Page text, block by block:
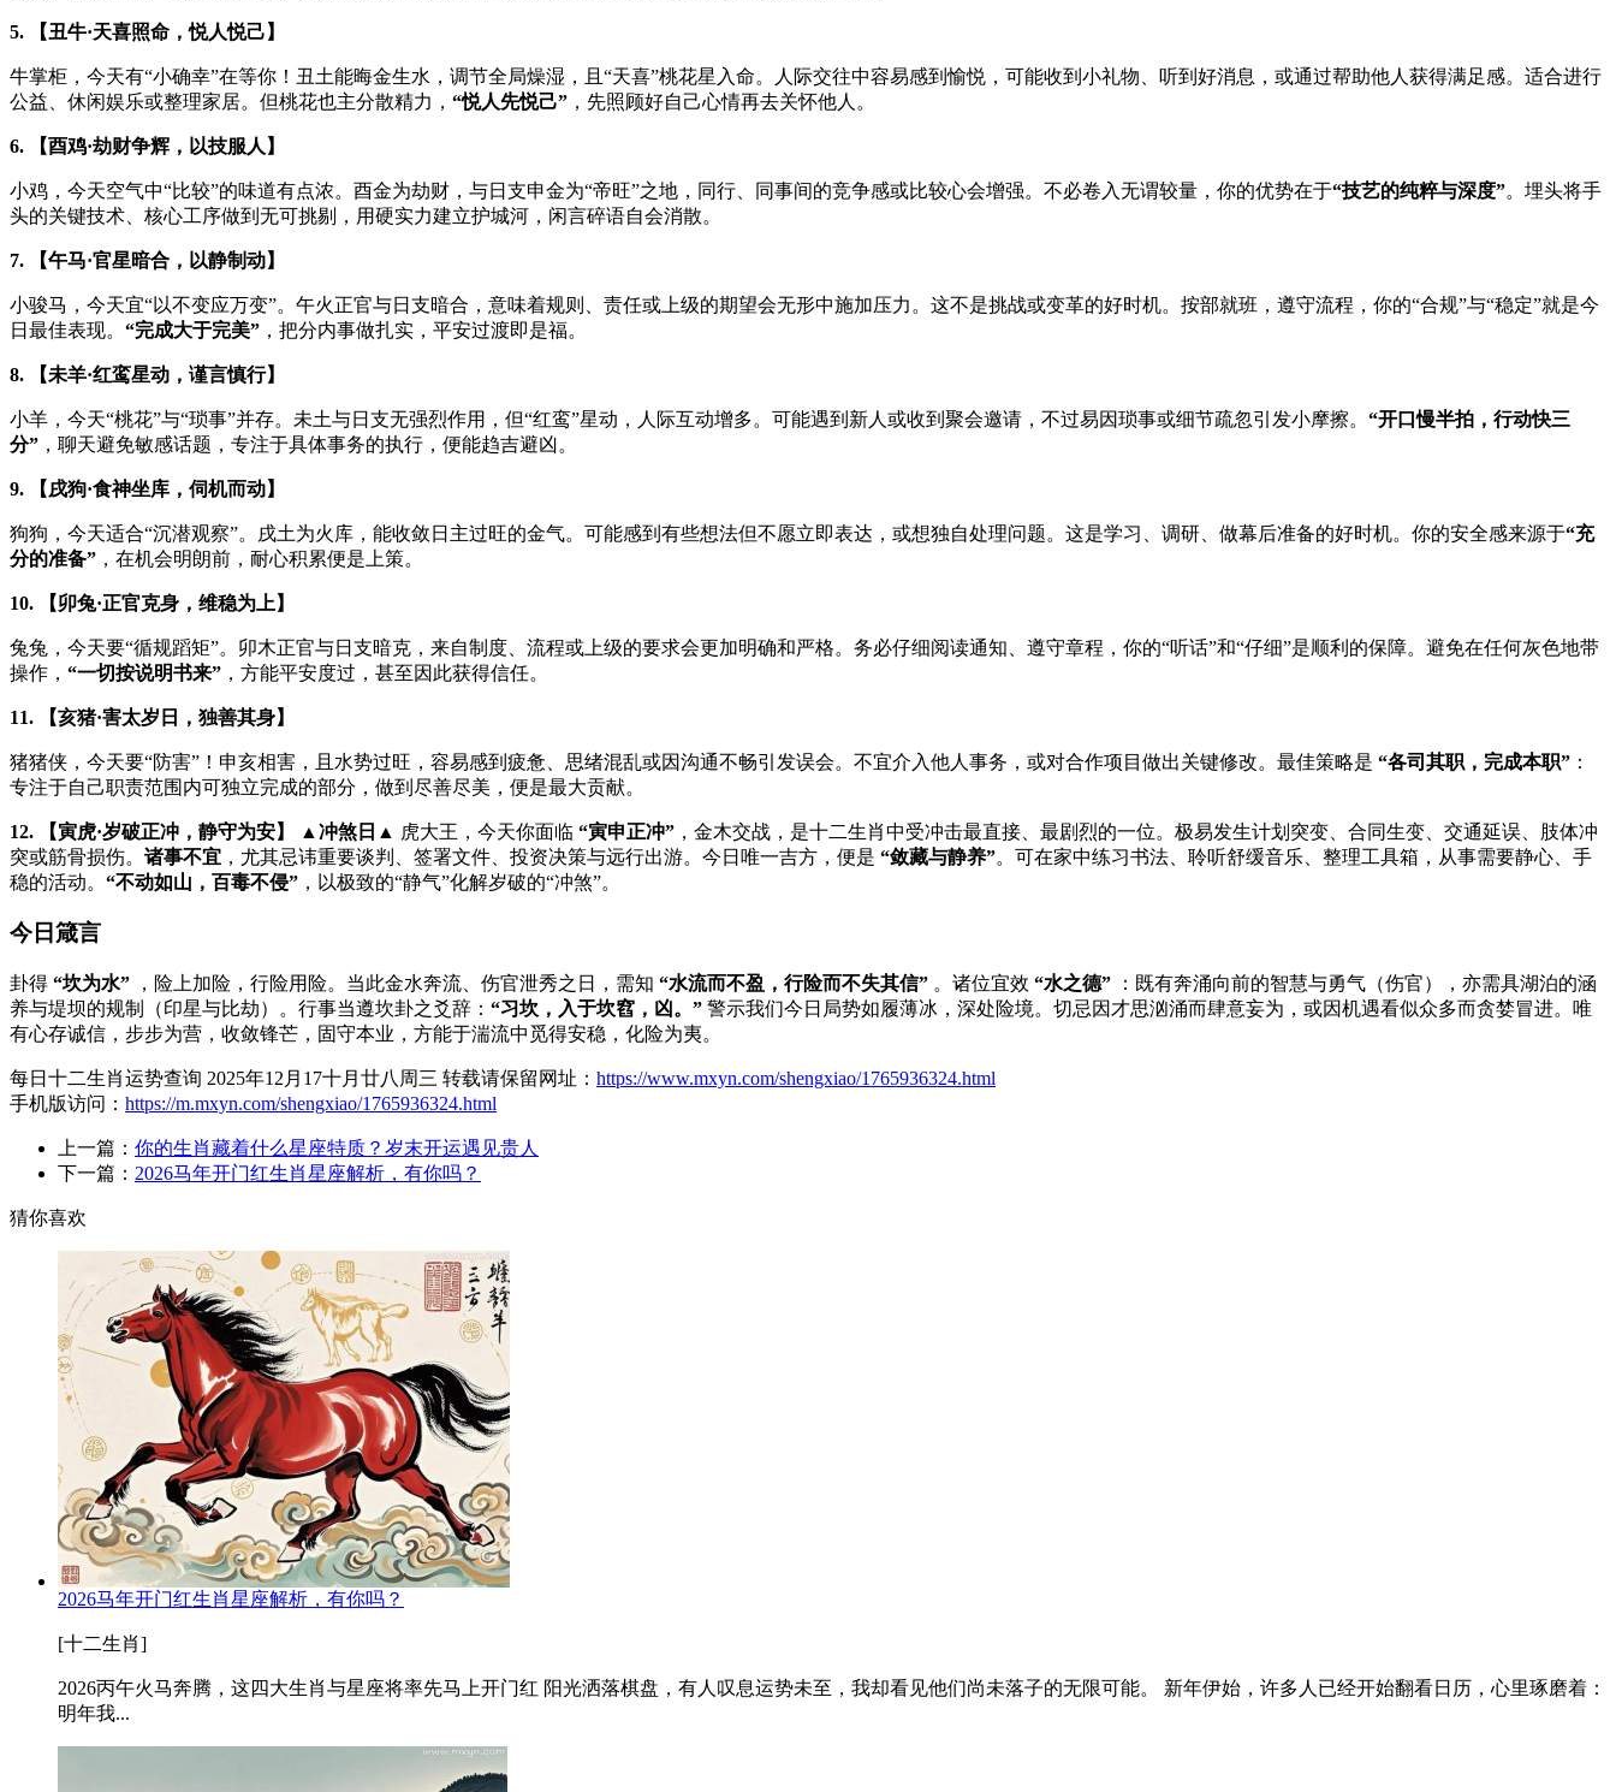
5. 【丑牛·天喜照命，悦人悦己】
牛掌柜，今天有“小确幸”在等你！丑土能晦金生水，调节全局燥湿，且“天喜”桃花星入命。人际交往中容易感到愉悦，可能收到小礼物、听到好消息，或通过帮助他人获得满足感。适合进行
公益、休闲娱乐或整理家居。但桃花也主分散精力， “悦人先悦己” ，先照顾好自己心情再去关怀他人。
6. 【酉鸡·劫财争辉，以技服人】
小鸡，今天空气中“比较”的味道有点浓。酉金为劫财，与日支申金为“帝旺”之地，同行、同事间的竞争感或比较心会增强。不必卷入无谓较量，你的优势在于“技艺的纯粹与深度”。埋头将手
头的关键技术、核心工序做到无可挑剔，用硬实力建立护城河，闲言碎语自会消散。
7. 【午马·官星暗合，以静制动】
小骏马，今天宜“以不变应万变”。午火正官与日支暗合，意味着规则、责任或上级的期望会无形中施加压力。这不是挑战或变革的好时机。按部就班，遵守流程，你的“合规”与“稳定”就是今
日最佳表现。 “完成大于完美” ，把分内事做扎实，平安过渡即是福。
8. 【未羊·红鸾星动，谨言慎行】
小羊，今天“桃花”与“琐事”并存。未土与日支无强烈作用，但“红鸾”星动，人际互动增多。可能遇到新人或收到聚会邀请，不过易因琐事或细节疏忽引发小摩擦。 “开口慢半拍，行动快三
分” ，聊天避免敏感话题，专注于具体事务的执行，便能趋吉避凶。
9. 【戌狗·食神坐库，伺机而动】
狗狗，今天适合“沉潜观察”。戌土为火库，能收敛日主过旺的金气。可能感到有些想法但不愿立即表达，或想独自处理问题。这是学习、调研、做幕后准备的好时机。你的安全感来源于“充
分的准备” ，在机会明朗前，耐心积累便是上策。
10. 【卯兔·正官克身，维稳为上】
兔兔，今天要“循规蹈矩”。卯木正官与日支暗克，来自制度、流程或上级的要求会更加明确和严格。务必仔细阅读通知、遵守章程，你的“听话”和“仔细”是顺利的保障。避免在任何灰色地带
操作， “一切按说明书来” ，方能平安度过，甚至因此获得信任。
11. 【亥猪·害太岁日，独善其身】
猪猪侠，今天要“防害”！申亥相害，且水势过旺，容易感到疲惫、思绪混乱或因沟通不畅引发误会。不宜介入他人事务，或对合作项目做出关键修改。最佳策略是 “各司其职，完成本职” ：
专注于自己职责范围内可独立完成的部分，做到尽善尽美，便是最大贡献。
12. 【寅虎·岁破正冲，静守为安】 ▲冲煞日▲ 虎大王，今天你面临 “寅申正冲” ，金木交战，是十二生肖中受冲击最直接、最剧烈的一位。极易发生计划突变、合同生变、交通延误、肢体冲
突或筋骨损伤。 诸事不宜 ，尤其忌讳重要谈判、签署文件、投资决策与远行出游。今日唯一吉方，便是 “敛藏与静养”。可在家中练习书法、聆听舒缓音乐、整理工具箱，从事需要静心、手
稳的活动。 “不动如山，百毒不侵” ，以极致的“静气”化解岁破的“冲煞”。
今日箴言
卦得 “坎为水” ，险上加险，行险用险。当此金水奔流、伤官泄秀之日，需知 “水流而不盈，行险而不失其信” 。诸位宜效 “水之德” ：既有奔涌向前的智慧与勇气（伤官），亦需具湖泊的涵
养与堤坝的规制（印星与比劫）。行事当遵坎卦之爻辞： “习坎，入于坎窞，凶。” 警示我们今日局势如履薄冰，深处险境。切忌因才思汹涌而肆意妄为，或因机遇看似众多而贪婪冒进。唯
有心存诚信，步步为营，收敛锋芒，固守本业，方能于湍流中觅得安稳，化险为夷。
每日十二生肖运势查询 2025年12月17十月廿八周三 转载请保留网址： https://www.mxyn.com/shengxiao/1765936324.html
手机版访问： https://m.mxyn.com/shengxiao/1765936324.html
上一篇： 你的生肖藏着什么星座特质？岁末开运遇见贵人
下一篇： 2026马年开门红生肖星座解析，有你吗？
猜你喜欢
2026马年开门红生肖星座解析，有你吗？
[十二生肖]
2026丙午火马奔腾，这四大生肖与星座将率先马上开门红 阳光洒落棋盘，有人叹息运势未至，我却看见他们尚未落子的无限可能。 新年伊始，许多人已经开始翻看日历，心里琢磨着：
明年我...